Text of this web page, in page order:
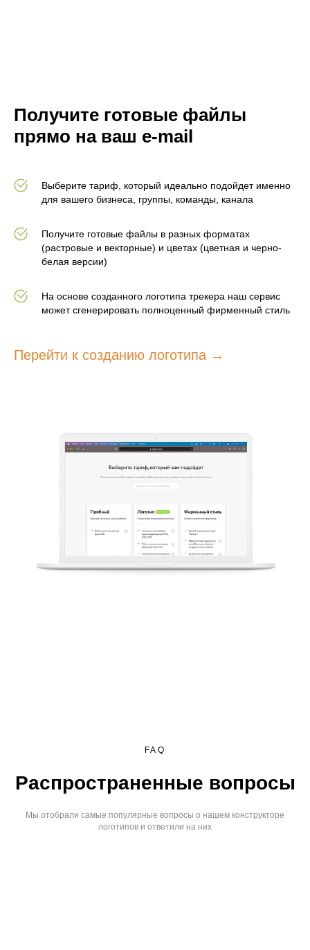
Получите готовые файлы
прямо на ваш e-mail
Выберите тариф, который идеально подойдет именно
для вашего бизнеса, группы, команды, канала
Получите готовые файлы в разных форматах
(растровые и векторные) и цветах (цветная и черно-
белая версии)
На основе созданного логотипа трекера наш сервис
может сгенерировать полноценный фирменный стиль
Перейти к созданию логотипа
FAQ
Распространенные вопросы
Мы отобрали самые популярные вопросы о нашем конструкторе
логотипов и ответили на них